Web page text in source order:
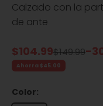
Calzado con la
de ante
Precio de oferta
$104.99Precio
$149.99-
Ahorra $45.00
Color: